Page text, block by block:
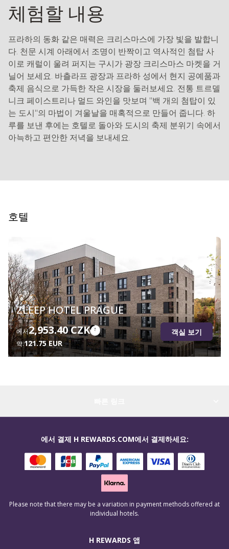
체험할 내용
프라하의 동화 같은 매력은 크리스마스에 가장 빛을 발합니
다. 천문 시계 아래에서 조명이 반짝이고 역사적인 첨탑 사
이로 캐럴이 울려 퍼지는 구시가 광장 크리스마스 마켓을 거
닐어 보세요. 바츨라프 광장과 프라하 성에서 현지 공예품과
축제 음식으로 가득한 작은 시장을 둘러보세요. 전통 트르델
니크 페이스트리나 멀드 와인을 맛보며 "백 개의 첨탑이 있
는 도시"의 마법이 겨울날을 매혹적으로 만들어 줍니다. 하
루를 보낸 후에는 호텔로 돌아와 도시의 축제 분위기 속에서
아늑하고 편안한 저녁을 보내세요.
호텔
ZLEEP HOTEL PRAGUE
에서2,953.40 CZK
약.121.75 EUR
객실 보기
H REWARDS 앱
에서 결제 H REWARDS.COM에서 결제하세요:
Please note that there may be a variation in payment methods offered at
individual hotels.